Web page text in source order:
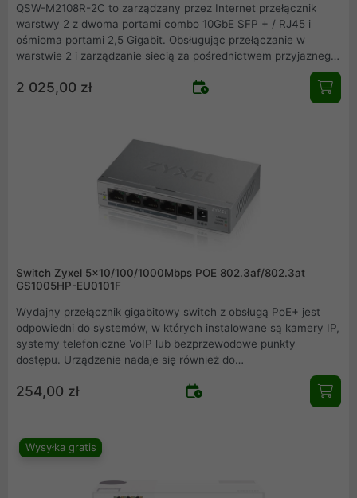
QSW-M2108R-2C to zarządzany przez Internet przełącznik
warstwy 2 z dwoma portami combo 10GbE SFP + / RJ45 i
ośmioma portami 2,5 Gigabit. Obsługując przełączanie w
warstwie 2 i zarządzanie siecią za pośrednictwem przyjaznego
dla użytkownika internetowego interfejsu użytkownika, model
QSW-M2108R-2C oferuje elastyczne wdrażanie w
hybrydowych, szybkich środowiskach sieciowych i stanowi
można zainstalować w szafie o wysokości 1U w celu
zaoszczędzenia miejsca.
2 025,00 zł
Switch Zyxel 5x10/100/1000Mbps POE 802.3af/802.3at
GS1005HP-EU0101F
Wydajny przełącznik gigabitowy switch z obsługą PoE+ jest
odpowiedni do systemów, w których instalowane są kamery IP,
systemy telefoniczne VoIP lub bezprzewodowe punkty
dostępu. Urządzenie nadaje się również do
energooszczędnego działania dzięki obsłudze standardu IEEE
802.3az (Energy Efficient Ethernet).
254,00 zł
Wysyłka gratis